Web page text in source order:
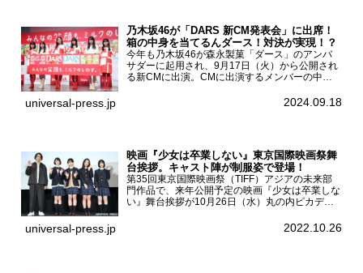
乃木坂46が「DARS 新CM発表会」に出席！
箱の中身を当てるんダース！対決が実現！？
今年も乃木坂46が森永製菓「ダース」のアンバ
サダーに起用され、9月17日（火）から公開され
る新CMに出演。CMに出演するメンバーの中か
一ノ瀬美空、菅原咲月が都内にて開催された
universal-press.jp 2024.09.18
映画『少女は卒業しない』東京国際映画祭舞
台挨拶。キャスト陣が制服姿で登場！
第35回東京国際映画祭（TIFF）アジアの未来部
門作品で、来年公開予定の映画『少女は卒業しな
い』舞台挨拶が10月26日（水）丸の内ピカデリ
宮山莉渚、中井友望、監督の中川駿が登壇。映画
universal-press.jp 2022.10.26